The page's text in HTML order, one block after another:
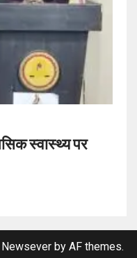
स्वास्थ्य पर
Newseverby AF themes.